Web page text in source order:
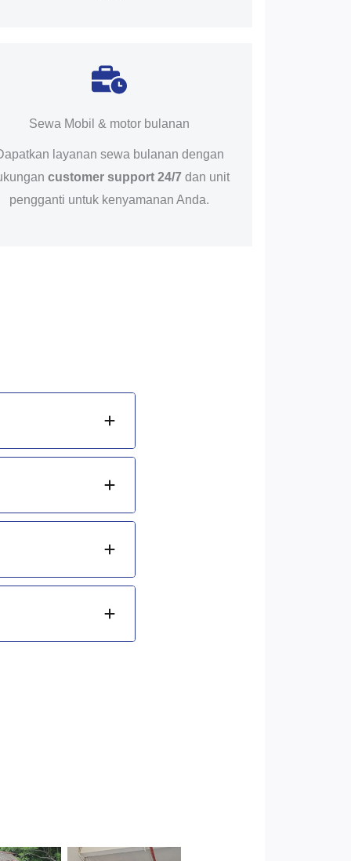
Sewa Mobil & motor bulanan
layanan sewa bulanan dengan
customer support 24/7 dan unit
pengganti untuk kenyamanan Anda.